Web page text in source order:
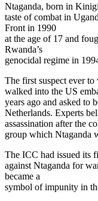
Ntaganda, born in
taste of combat in
Front in 1990
at the age of 17 and
Rwanda’s
genocidal regime in
The first suspect ever
walked into the US
years ago and asked to
Netherlands. Experts
assassination after the
group which Ntaganda
The ICC had issued its
against Ntaganda for
became a
symbol of impunity in